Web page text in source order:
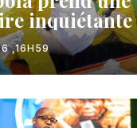
inquiétante
du pays
,16H59